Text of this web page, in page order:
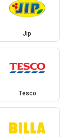
Jip
Tesco